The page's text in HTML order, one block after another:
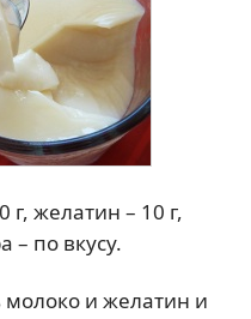
г, желатин – 10 г,
– по вкусу.
и желатин и